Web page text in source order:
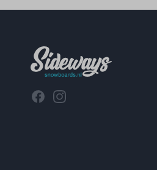
FacebookInstagram